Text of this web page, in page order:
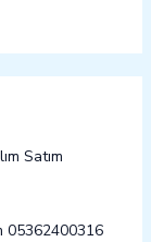
Satım
05362400316